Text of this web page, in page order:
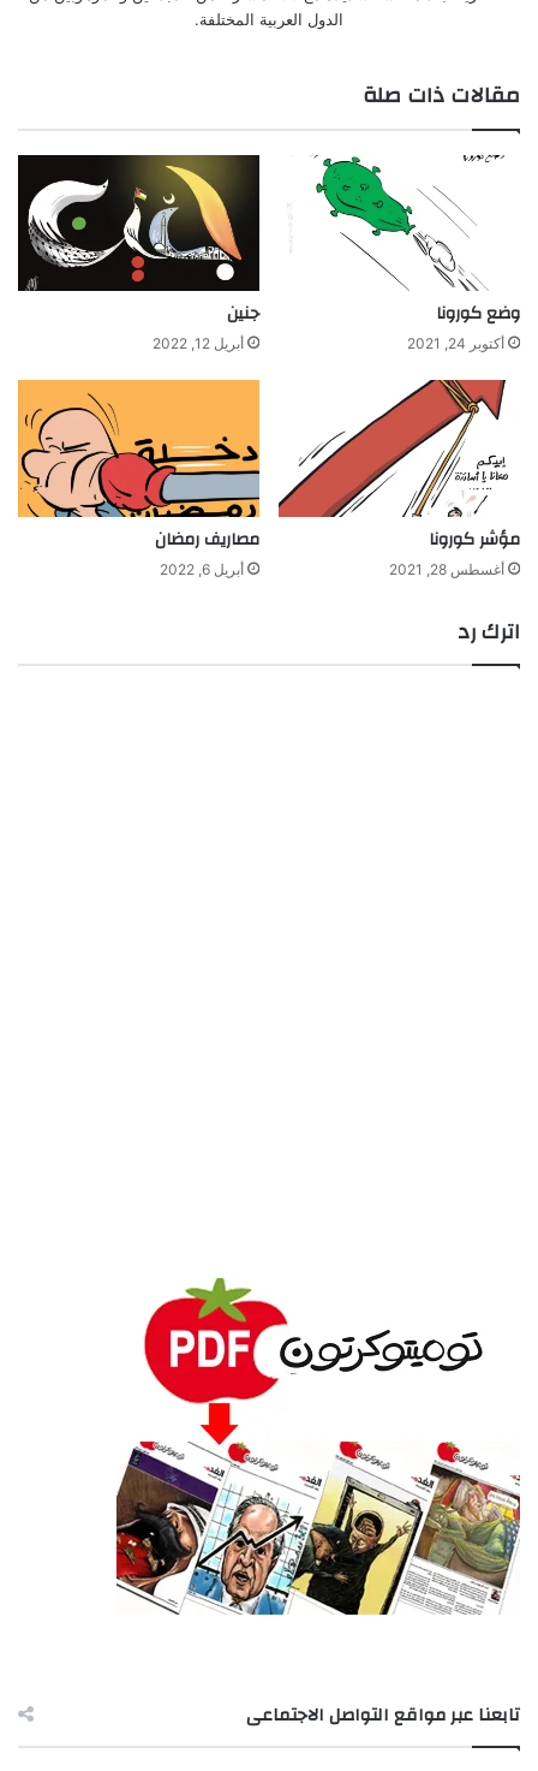
الدول العربية المختلفة.
مقالات ذات صلة
وضع كورونا
أكتوبر 24, 2021
جنين
أبريل 12, 2022
مؤشر كورونا
أغسطس 28, 2021
مصاريف رمضان
أبريل 6, 2022
اترك رد
تابعنا عبر مواقع التواصل الاجتماعى